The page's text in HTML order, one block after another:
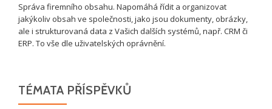
Správa firemního obsahu. Napomáhá řídit a organizovat
jakýkoliv obsah ve společnosti, jako jsou dokumenty, obrázky,
ale i strukturovaná data z Vašich dalších systémů, např. CRM či
ERP. To vše dle uživatelských oprávnění.
TÉMATA PŘÍSPĚVKŮ